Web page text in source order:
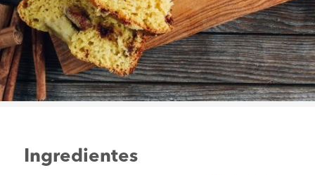
Ingredientes